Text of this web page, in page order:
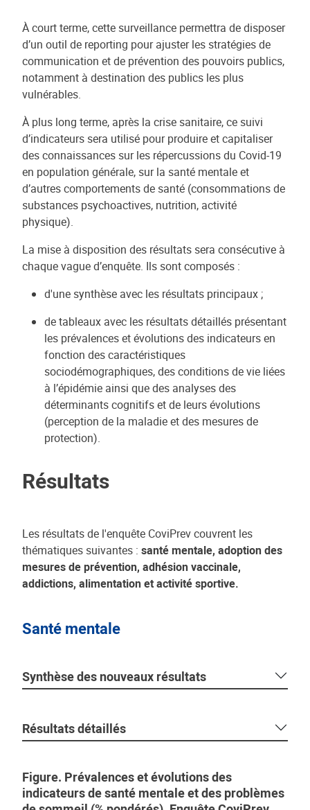
À court terme, cette surveillance permettra de disposer
d’un outil de reporting pour ajuster les stratégies de
communication et de prévention des pouvoirs publics,
notamment à destination des publics les plus
vulnérables.
À plus long terme, après la crise sanitaire, ce suivi
d’indicateurs sera utilisé pour produire et capitaliser
des connaissances sur les répercussions du Covid-19
en population générale, sur la santé mentale et
d’autres comportements de santé (consommations de
substances psychoactives, nutrition, activité
physique).
La mise à disposition des résultats sera consécutive à
chaque vague d’enquête. Ils sont composés :
d'une synthèse avec les résultats principaux ;
de tableaux avec les résultats détaillés présentant
les prévalences et évolutions des indicateurs en
fonction des caractéristiques
sociodémographiques, des conditions de vie liées
à l’épidémie ainsi que des analyses des
déterminants cognitifs et de leurs évolutions
(perception de la maladie et des mesures de
protection).
Résultats
Les résultats de l'enquête CoviPrev couvrent les
thématiques suivantes : santé mentale, adoption des
mesures de prévention, adhésion vaccinale,
addictions, alimentation et activité sportive.
Santé mentale
Synthèse des nouveaux résultats
Résultats détaillés
Figure. Prévalences et évolutions des
indicateurs de santé mentale et des problèmes